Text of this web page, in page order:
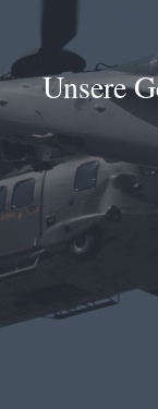
Unsere